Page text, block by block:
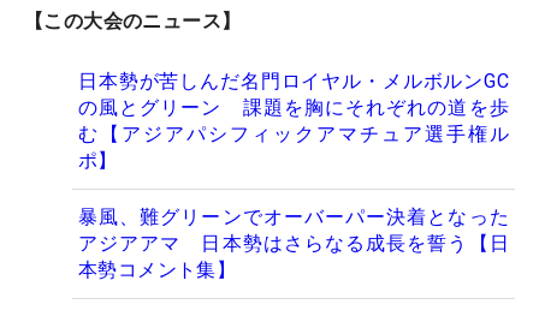
【この大会のニュース】
日本勢が苦しんだ名門ロイヤル・メルボルンGC
の風とグリーン 課題を胸にそれぞれの道を歩
む【アジアパシフィックアマチュア選手権ル
ポ】
暴風、難グリーンでオーバーパー決着となった
アジアアマ 日本勢はさらなる成長を誓う【日
本勢コメント集】